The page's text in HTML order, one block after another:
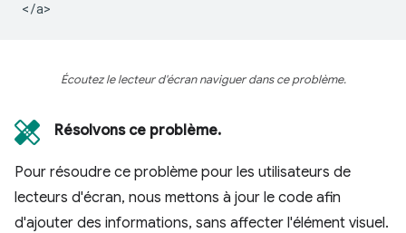
Écoutez le lecteur d'écran naviguer dans ce problème.
Résolvons ce problème.
Pour résoudre ce problème pour les utilisateurs de
lecteurs d'écran, nous mettons à jour le code afin
d'ajouter des informations, sans affecter l'élément visuel.